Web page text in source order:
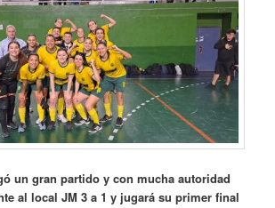
un gran partido y con mucha autoridad
al local JM 3 a 1 y jugará su primer final